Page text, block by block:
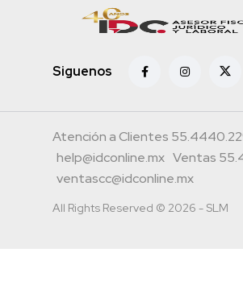
Siguenos
Atención a Clientes
help@idconline.mx Ventas
ventascc@idconline.mx
All Rights Reserved © 2026 - SLM